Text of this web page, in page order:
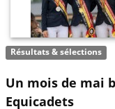
Résultats & sélections
Un mois de mai
Equicadets